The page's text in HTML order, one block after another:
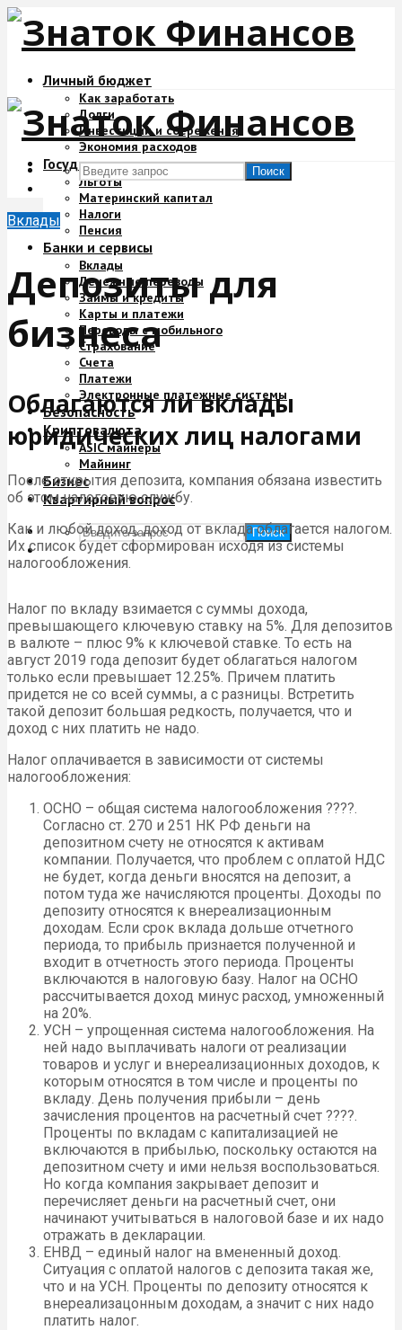
Личный бюджет
Как заработать
Долги
Инвестиции и сбережения
Экономия расходов
Государство и деньги
Льготы
Материнский капитал
Налоги
Пенсия
Банки и сервисы
Вклады
Денежные переводы
Займы и кредиты
Карты и платежи
Переводы с мобильного
Страхование
Счета
Платежи
Электронные платежные системы
Безопасность
Криптовалюта
ASIC майнеры
Майнинг
Бизнес
Квартирный вопрос
Поиск
Поиск
Вклады
Депозиты для
бизнеса
Облагаются ли вклады
юридических лиц налогами
После открытия депозита, компания обязана известить
об этом налоговую службу.
Как и любой доход, доход от вклада облагается налогом.
Их список будет сформирован исходя из системы
налогообложения.
Налог по вкладу взимается с суммы дохода,
превышающего ключевую ставку на 5%. Для депозитов
в валюте – плюс 9% к ключевой ставке. То есть на
август 2019 года депозит будет облагаться налогом
только если превышает 12.25%. Причем платить
придется не со всей суммы, а с разницы. Встретить
такой депозит большая редкость, получается, что и
доход с них платить не надо.
Налог оплачивается в зависимости от системы
налогообложения:
ОСНО – общая система налогообложения ????.
Согласно ст. 270 и 251 НК РФ деньги на
депозитном счету не относятся к активам
компании. Получается, что проблем с оплатой НДС
не будет, когда деньги вносятся на депозит, а
потом туда же начисляются проценты. Доходы по
депозиту относятся к внереализационным
доходам. Если срок вклада дольше отчетного
периода, то прибыль признается полученной и
входит в отчетность этого периода. Проценты
включаются в налоговую базу. Налог на ОСНО
рассчитывается доход минус расход, умноженный
на 20%.
УСН – упрощенная система налогообложения. На
ней надо выплачивать налоги от реализации
товаров и услуг и внереализационных доходов, к
которым относятся в том числе и проценты по
вкладу. День получения прибыли – день
зачисления процентов на расчетный счет ????.
Проценты по вкладам с капитализацией не
включаются в прибылью, поскольку остаются на
депозитном счету и ими нельзя воспользоваться.
Но когда компания закрывает депозит и
перечисляет деньги на расчетный счет, они
начинают учитываться в налоговой базе и их надо
отражать в декларации.
ЕНВД – единый налог на вмененный доход.
Ситуация с оплатой налогов с депозита такая же,
что и на УСН. Проценты по депозиту относятся к
внереализацонным доходам, а значит с них надо
платить налог.